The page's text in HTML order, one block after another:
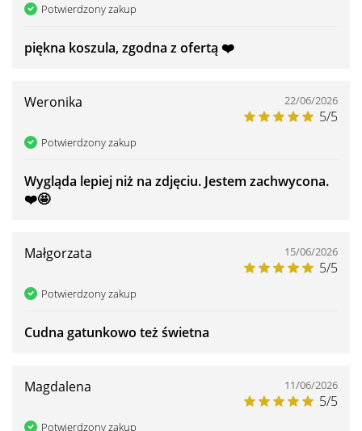
Potwierdzony zakup
piękna koszula, zgodna z ofertą ❤️
Weronika 22/06/2026
5/5
Potwierdzony zakup
Wygląda lepiej niż na zdjęciu. Jestem zachwycona.
❤️🤩
Małgorzata 15/06/2026
5/5
Potwierdzony zakup
Cudna gatunkowo też świetna
Magdalena 11/06/2026
5/5
Potwierdzony zakup